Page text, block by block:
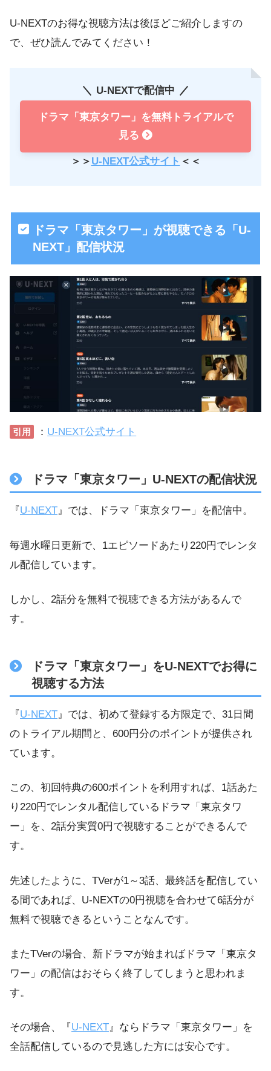
U-NEXTのお得な視聴方法は後ほどご紹介しますの
で、ぜひ読んでみてください！
U-NEXTで配信中
ドラマ「東京タワー」を無料トライアルで
見る
＞＞ U-NEXT公式サイト ＜＜
ドラマ「東京タワー」が視聴できる「U-
NEXT」配信状況
引用 ： U-NEXT公式サイト
ドラマ「東京タワー」U-NEXTの配信状況
『U-NEXT』では、ドラマ「東京タワー」を配信中。
毎週水曜日更新で、1エピソードあたり220円でレンタ
ル配信しています。
しかし、2話分を無料で視聴できる方法があるんで
す。
ドラマ「東京タワー」をU-NEXTでお得に
視聴する方法
『U-NEXT』では、初めて登録する方限定で、31日間
のトライアル期間と、600円分のポイントが提供され
ています。
この、初回特典の600ポイントを利用すれば、1話あた
り220円でレンタル配信しているドラマ「東京タワ
ー」を、2話分実質0円で視聴することができるんで
す。
先述したように、TVerが1～3話、最終話を配信してい
る間であれば、U-NEXTの0円視聴を合わせて6話分が
無料で視聴できるということなんです。
またTVerの場合、新ドラマが始まればドラマ「東京タ
ワー」の配信はおそらく終了してしまうと思われま
す。
その場合、『U-NEXT』ならドラマ「東京タワー」を
全話配信しているので見逃した方には安心です。